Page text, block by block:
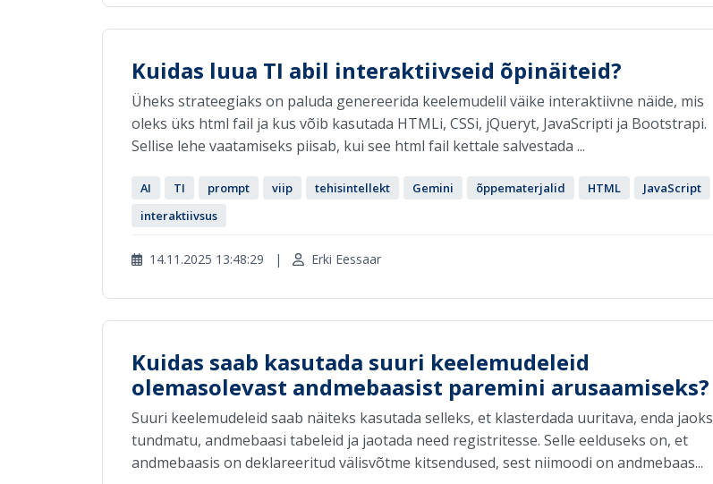
Kuidas luua TI abil interaktiivseid õpinäiteid?
Üheks strateegiaks on paluda genereerida keelemudelil väike interaktiivne näide, mis
oleks üks html fail ja kus võib kasutada HTMLi, CSSi, jQueryt, JavaScripti ja Bootstrapi.
Sellise lehe vaatamiseks piisab, kui see html fail kettale salvestada ...
AI TI prompt viip tehisintellekt Gemini õppematerjalid HTML
JavaScript
interaktiivsus
14.11.2025 13:48:29 | Erki Eessaar
Kuidas saab kasutada suuri keelemudeleid
olemasolevast andmebaasist paremini arusaamiseks?
Suuri keelemudeleid saab näiteks kasutada selleks, et klasterdada uuritava, enda jaoks
tundmatu, andmebaasi tabeleid ja jaotada need registritesse. Selle eelduseks on, et
andmebaasis on deklareeritud välisvõtme kitsendused, sest niimoodi on andmebaas...